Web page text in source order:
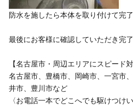
防水を施したら本体を取り付けて完了
最後にお客様に確認していただき完
【名古屋市・周辺エリアにスピード対
名古屋市、豊橋市、岡崎市、一宮市
井市、豊川市など
〈お電話一本でどこへでも駆けつけ